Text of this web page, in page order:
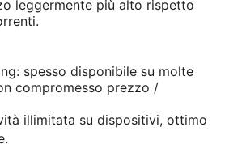
leggermente più alto rispetto
spesso disponibile su molte
compromesso prezzo /
illimitata su dispositivi, ottimo